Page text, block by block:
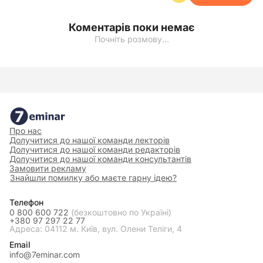
Коментарів поки немає
Почніть розмову…
Про нас
Долучитися до нашої команди лекторів
Долучитися до нашої команди редакторів
Долучитися до нашої команди консультантів
Замовити рекламу
Знайшли помилку або маєте гарну ідею?
Телефон
0 800 600 722 (безкоштовно по Україні)
+380 97 297 22 77
Адреса: 04112 м. Київ, вул. Олени Теліги, 4
Email
info@7eminar.com